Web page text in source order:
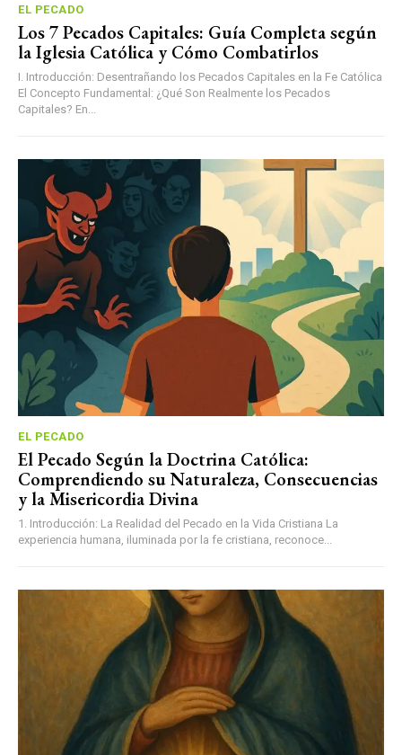
EL PECADO
Los 7 Pecados Capitales: Guía Completa según
la Iglesia Católica y Cómo Combatirlos
I. Introducción: Desentrañando los Pecados Capitales en la Fe Católica
El Concepto Fundamental: ¿Qué Son Realmente los Pecados
Capitales? En...
EL PECADO
El Pecado Según la Doctrina Católica:
Comprendiendo su Naturaleza, Consecuencias
y la Misericordia Divina
1. Introducción: La Realidad del Pecado en la Vida Cristiana La
experiencia humana, iluminada por la fe cristiana, reconoce...